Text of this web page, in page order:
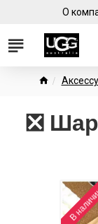
О
❎
В